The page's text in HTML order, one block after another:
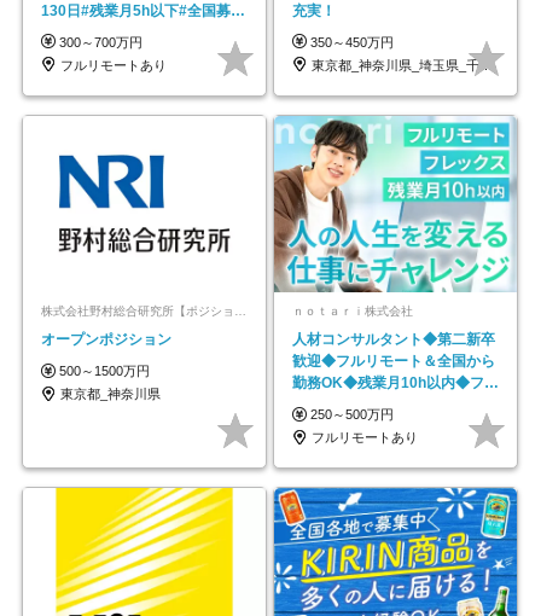
130日#残業月5h以下#全国募集
#最大1年の研修
300～700万円
フルリモートあり
充実！
350～450万円
東京都_神奈川県_埼玉県_千葉県_大阪府…
オープンポジション
500～1500万円
東京都_神奈川県
ｎｏｔａｒｉ株式会社
人材コンサルタント◆第二新卒
歓迎◆フルリモート＆全国から
勤務OK◆残業月10h以内◆フレ
ックス制
250～500万円
フルリモートあり